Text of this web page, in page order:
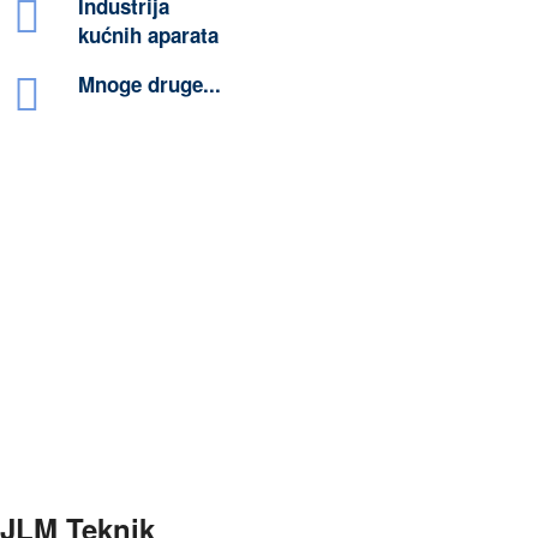
Industrija
kućnih aparata
Mnoge druge...
JLM Teknik